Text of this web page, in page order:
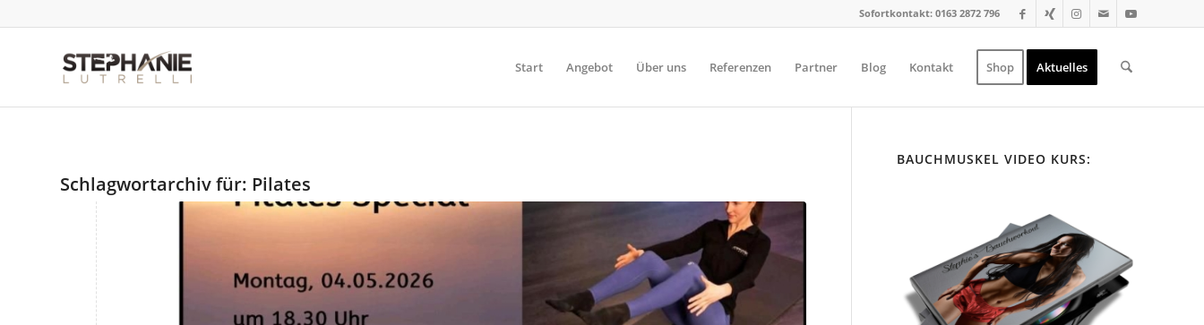
Sofortkontakt: 0163 2872 796
Start Angebot Über uns Referenzen Partner Blog Kontakt Shop Aktuelles
Schlagwortarchiv für: Pilates
BAUCHMUSKEL VIDEO KURS: